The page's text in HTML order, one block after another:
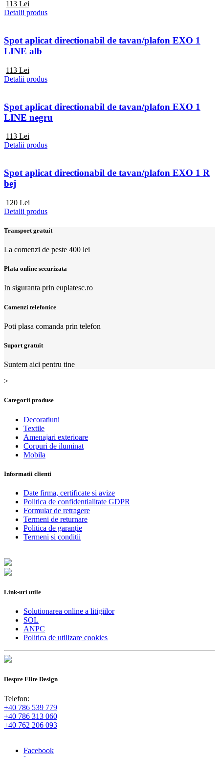
113 Lei
Detalii produs
Spot aplicat directionabil de tavan/plafon EXO 1
LINE alb
113 Lei
Detalii produs
Spot aplicat directionabil de tavan/plafon EXO 1
LINE negru
113 Lei
Detalii produs
Spot aplicat directionabil de tavan/plafon EXO 1 R
bej
120 Lei
Detalii produs
Transport gratuit
La comenzi de peste 400 lei
Plata online securizata
In siguranta prin euplatesc.ro
Comenzi telefonice
Poti plasa comanda prin telefon
Suport gratuit
Suntem aici pentru tine
>
Categorii produse
Decoratiuni
Textile
Amenajari exterioare
Corpuri de iluminat
Mobila
Informatii clienti
Date firma, certificate si avize
Politica de confidentialitate GDPR
Formular de retragere
Termeni de returnare
Politica de garanție
Termeni si conditii
Link-uri utile
Solutionarea online a litigiilor
SOL
ANPC
Politica de utilizare cookies
Despre Elite Design
Telefon:
+40 786 539 779
+40 786 313 060
+40 762 206 093
Facebook